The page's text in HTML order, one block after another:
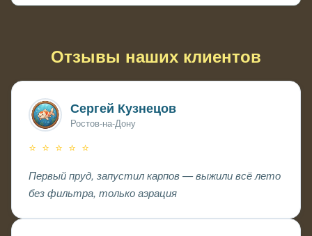
Отзывы наших клиентов
Сергей Кузнецов
Ростов-на-Дону
⭐ ⭐ ⭐ ⭐ ⭐
Первый пруд, запустил карпов — выжили всё лето
без фильтра, только аэрация